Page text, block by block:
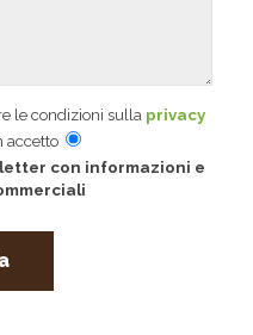
le condizioni sulla privacy
accetto
con informazioni e